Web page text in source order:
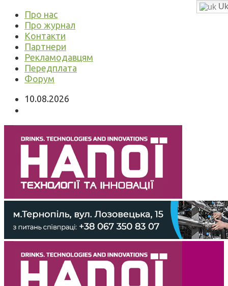
Про нас
Про журнал
Контакти
Партнери
Рекламодавцям
Передплата
Форум
10.08.2026